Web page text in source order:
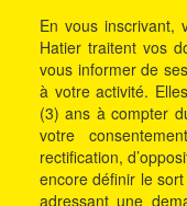
En vous inscrivant,
Hatier traitent vos
vous informer de
à votre activité.
(3) ans à compter
votre
rectification,
encore définir le
adressant une